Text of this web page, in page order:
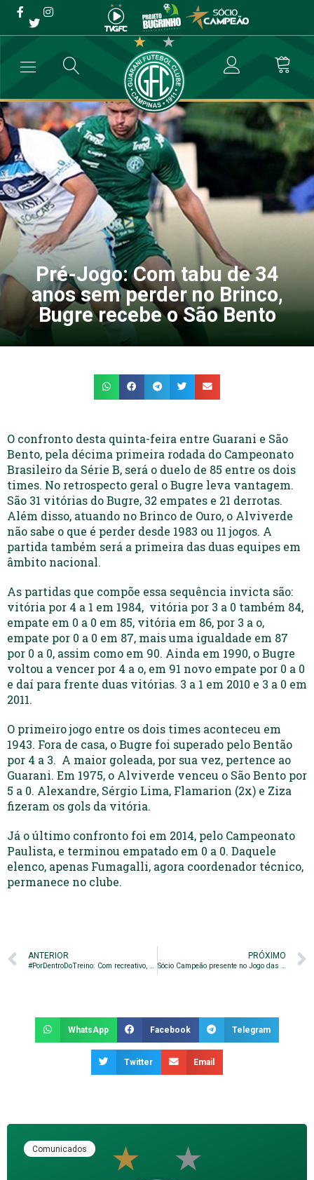
Pré-Jogo: Com tabu de 34
anos sem perder no Brinco,
Bugre recebe o São Bento
→ Futebol Profissional → Pré-Jogo: Com tabu de 34 anos sem
Pré-Jogo: Com tabu de 34
anos sem perder no Brinco,
Bugre recebe o São Bento
O confronto desta quinta-feira entre Guarani e São
Bento, pela décima primeira rodada do Campeonato
Brasileiro da Série B, será o duelo de 85 entre os dois
times. No retrospecto geral o Bugre leva vantagem.
São 31 vitórias do Bugre, 32 empates e 21 derrotas.
Além disso, atuando no Brinco de Ouro, o Alviverde
não sabe o que é perder desde 1983 ou 11 jogos. A
partida também será a primeira das duas equipes em
âmbito nacional.
As partidas que compõe essa sequência invicta são:
vitória por 4 a 1 em 1984, vitória por 3 a 0 também 84,
empate em 0 a 0 em 85, vitória em 86, por 3 a o,
empate por 0 a 0 em 87, mais uma igualdade em 87
por 0 a 0, assim como em 90. Ainda em 1990, o Bugre
voltou a vencer por 4 a o, em 91 novo empate por 0 a 0
e daí para frente duas vitórias. 3 a 1 em 2010 e 3 a 0 em
2011.
O primeiro jogo entre os dois times aconteceu em
1943. Fora de casa, o Bugre foi superado pelo Bentão
por 4 a 3. A maior goleada, por sua vez, pertence ao
Guarani. Em 1975, o Alviverde venceu o São Bento por
5 a 0. Alexandre, Sérgio Lima, Flamarion (2x) e Ziza
fizeram os gols da vitória.
Já o último confronto foi em 2014, pelo Campeonato
Paulista, e terminou empatado em 0 a 0. Daquele
elenco, apenas Fumagalli, agora coordenador técnico,
permanece no clube.
ANTERIOR
#PorDentroDoTreino: Com recreativo, Guarani encerra preparação
PRÓXIMO
Sócio Campeão presente no Jogo das Estrelas!
WhatsApp Facebook Telegram
Twitter Email
Comunicados